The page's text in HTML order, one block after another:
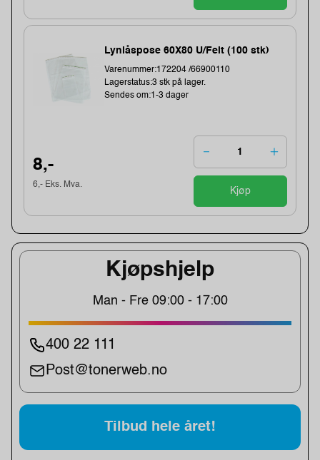
Kjøpshjelp
Man - Fre 09:00 - 17:00
400 22 111
Post@tonerweb.no
Tilbud hele året!
Lynlåspose 60X80 U/Felt (100 stk)
Varenummer:172204 /66900110
Lagerstatus:3 stk på lager.
Sendes om:1-3 dager
8,-
6,- Eks. Mva.
Kjøp